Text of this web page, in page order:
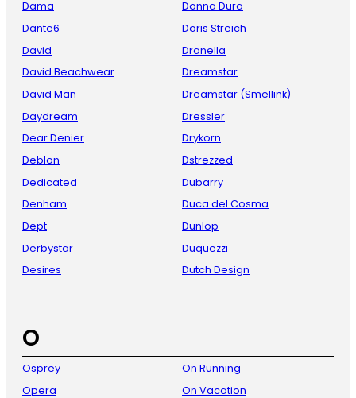
Dama
Dante6
David
David Beachwear
David Man
Daydream
Dear Denier
Deblon
Dedicated
Denham
Dept
Derbystar
Desires
Donna Dura
Doris Streich
Dranella
Dreamstar
Dreamstar (Smellink)
Dressler
Drykorn
Dstrezzed
Dubarry
Duca del Cosma
Dunlop
Duquezzi
Dutch Design
O
Osprey
Opera
On Running
On Vacation